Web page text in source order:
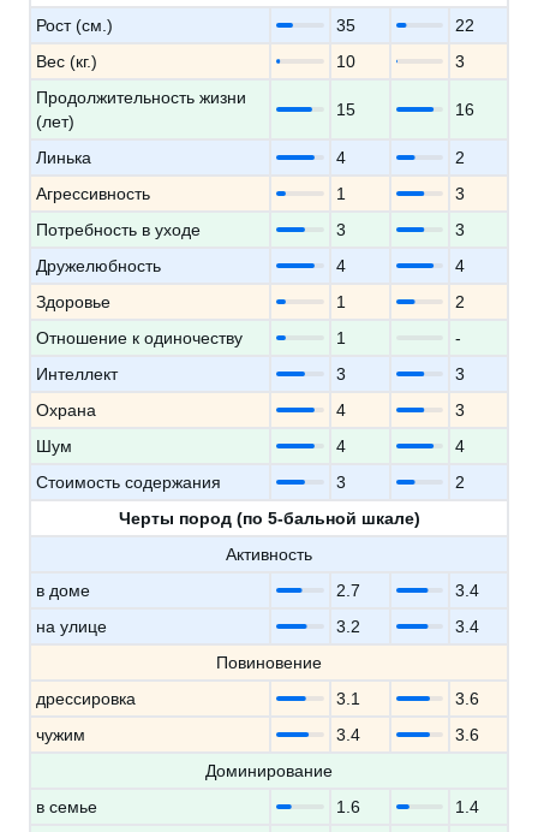
Рост (см.)
35
22
Вес (кг.)
10
3
Продолжительность жизни
(лет)
15 16
Линька 4
2
Агрессивность
1
3
Потребность в уходе
3
3
Дружелюбность
4
4
Здоровье
1
2
Отношение к одиночеству
1
-
Интеллект
3
3
Охрана
4
3
Шум
4
4
Стоимость содержания
3
2
Черты пород (по 5-бальной шкале)
Активность
в доме
2.7
3.4
на улице
3.2
3.4
Повиновение
дрессировка
3.1
3.6
чужим
3.4
3.6
Доминирование
в семье
1.6
1.4